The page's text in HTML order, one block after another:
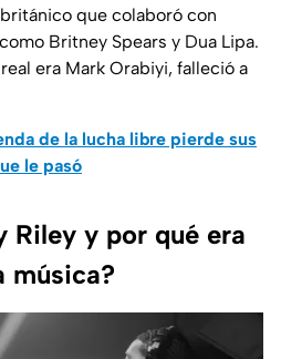
que colaboró con
Britney Spears y Dua Lipa.
era Mark Orabiyi, falleció a
de la lucha libre pierde sus
le pasó
Riley y por qué era
música?